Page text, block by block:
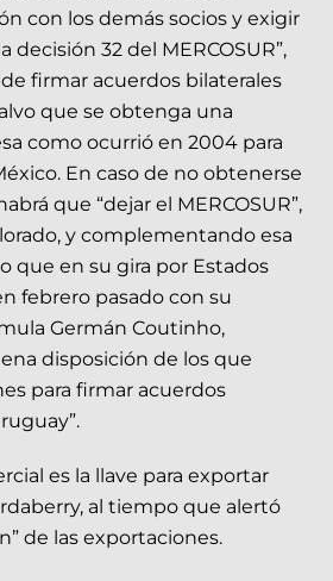
con los demás socios y exigir
decisión 32 del MERCOSUR”,
firmar acuerdos bilaterales
que se obtenga una
como ocurrió en 2004 para
En caso de no obtenerse
que “dejar el MERCOSUR”,
y complementando esa
que en su gira por Estados
febrero pasado con su
Germán Coutinho,
disposición de los que
para firmar acuerdos
es la llave para exportar
al tiempo que alertó
de las exportaciones.